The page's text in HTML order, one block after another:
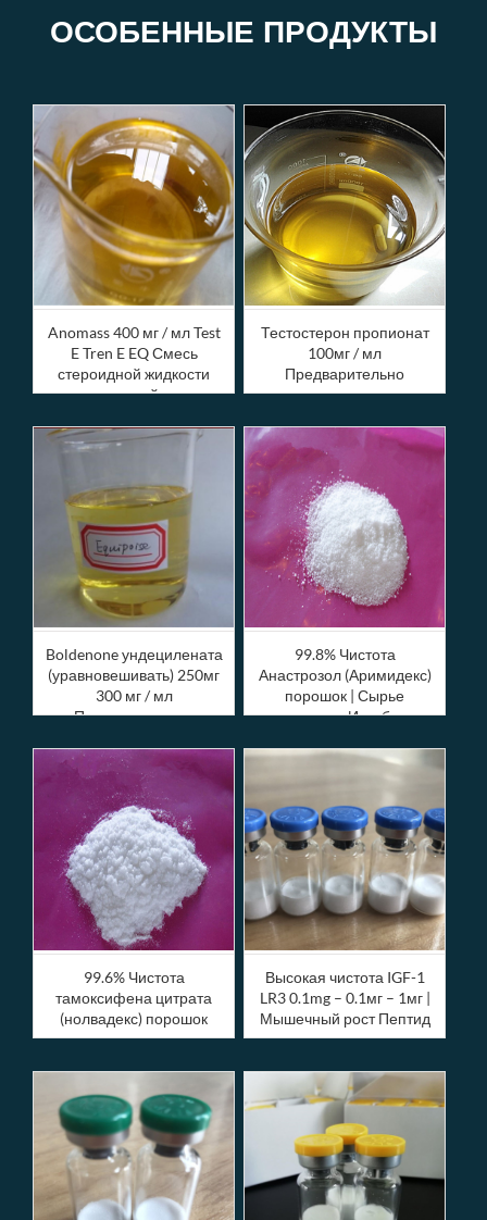
ОСОБЕННЫЕ ПРОДУКТЫ
Anomass 400 мг / мл Test
E Tren E EQ Смесь
стероидной жидкости
для инъекций масла
Тестостерон пропионат
100мг / мл
Предварительно
сделали инъекции
Р Нефть
Boldenone ундецилената
(уравновешивать) 250мг
300 мг / мл
Предварительно
стероида жидкого масла
EQ
99.8% Чистота
Анастрозол (Аримидекс)
порошок | Сырье
ароматазы Ингибитор
99.6% Чистота
тамоксифена цитрата
(нолвадекс) порошок
Высокая чистота IGF-1
LR3 0.1mg – 0.1мг – 1мг |
Мышечный рост Пептид
порошок